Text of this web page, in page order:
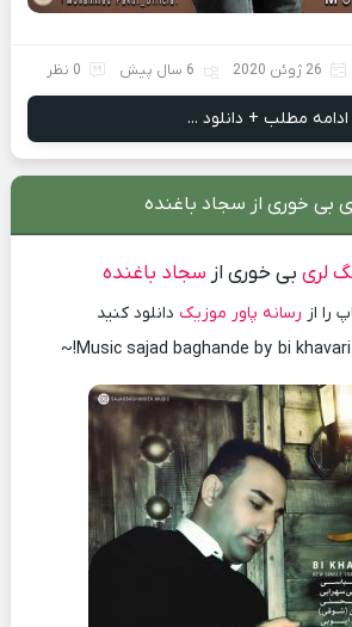
26 ژوئن 2020 6 سال پیش 0 نظر
ادامه مطلب + دانلود ...
بی خوری از سجاد باغنده
لری بی خوری از سجاد باغنده
را از رسانه پاور موزیک دانلود کنید
Music sajad baghande by bi khavari